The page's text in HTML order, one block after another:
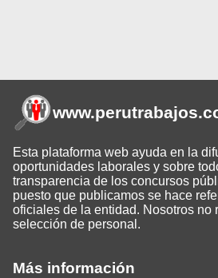
Más información
www.perutrabajos
Esta plataforma web ayuda en la
oportunidades laborales y sobre
transparencia de los concursos
puesto que publicamos se hace
oficiales de la entidad. Nosotros no
selección de personal.